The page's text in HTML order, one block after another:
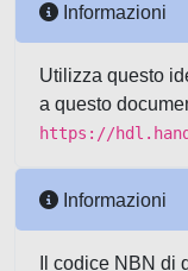
Informazioni
Utilizza questo
a questo
https://
Informazioni
Il codice NBN di